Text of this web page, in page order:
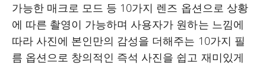
가능한 매크로 모드 등 10가지 렌즈 옵션으로 상황
에 따른 촬영이 가능하며 사용자가 원하는 느낌에
따라 사진에 본인만의 감성을 더해주는 10가지 필
름 옵션으로 창의적인 즉석 사진을 쉽고 재미있게